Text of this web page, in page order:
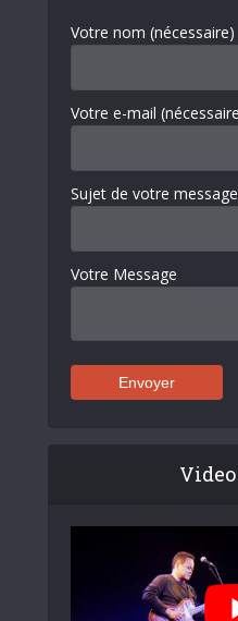
Votre nom (nécessaire)
Votre e-mail
Sujet de votre message
Votre Message